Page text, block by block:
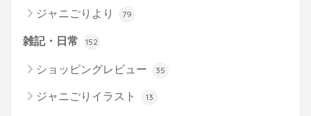
ジャニごりより 79
雑記・日常 152
ショッピングレビュー 35
ジャニごりイラスト 13